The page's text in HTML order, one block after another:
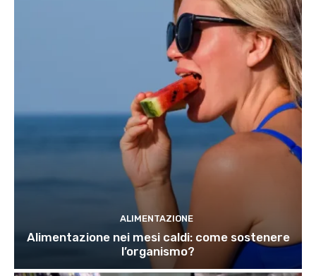
ALIMENTAZIONE
Alimentazione nei mesi caldi: come sostenere
l’organismo?